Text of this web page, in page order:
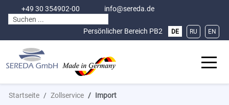
+49 30 354902-00 info@sereda.de
Persönlicher Bereich PB2 Sprache auswählen
DE RU EN
Off-
Startseite Zollservice Import